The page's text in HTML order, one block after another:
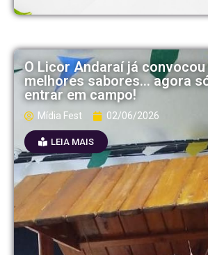
O Licor Andaraí já
melhores sabores… agora
entrar em campo!
Mídia Fest 02/06/2026
LEIA MAIS